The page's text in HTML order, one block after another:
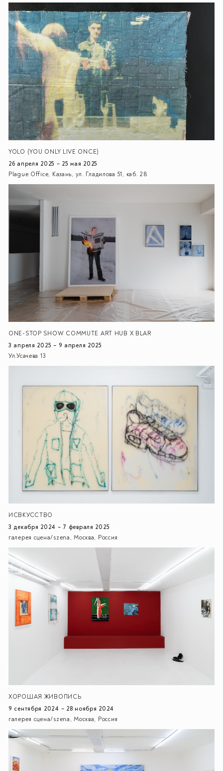
YOLO (YOU ONLY LIVE ONCE)
26 апреля 2025 – 25 мая 2025
Plague Office, Казань, ул. Гладилова 51, каб. 28
ONE-STOP SHOW COMMUTE ART HUB X BLAR
3 апреля 2025 – 9 апреля 2025
Ул.Усачева 13
ИСВКУССТВО
3 декабря 2024 – 7 февраля 2025
галерея сцена/szena, Москва, Россия
ХОРОШАЯ ЖИВОПИСЬ
9 сентября 2024 – 28 ноября 2024
галерея сцена/szena, Москва, Россия